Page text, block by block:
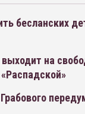
бесланских
выходит на